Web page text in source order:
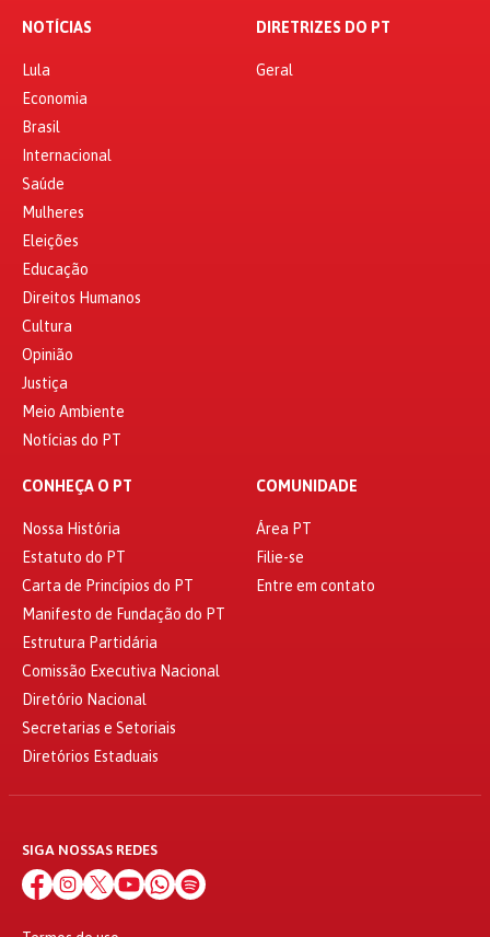
NOTÍCIAS
Lula
Economia
Brasil
Internacional
Saúde
Mulheres
Eleições
Educação
Direitos Humanos
Cultura
Opinião
Justiça
Meio Ambiente
Notícias do PT
DIRETRIZES DO PT
Geral
CONHEÇA O PT
Nossa História
Estatuto do PT
Carta de Princípios do PT
Manifesto de Fundação do PT
Estrutura Partidária
Comissão Executiva Nacional
Diretório Nacional
Secretarias e Setoriais
Diretórios Estaduais
COMUNIDADE
Área PT
Filie-se
Entre em contato
SIGA NOSSAS REDES